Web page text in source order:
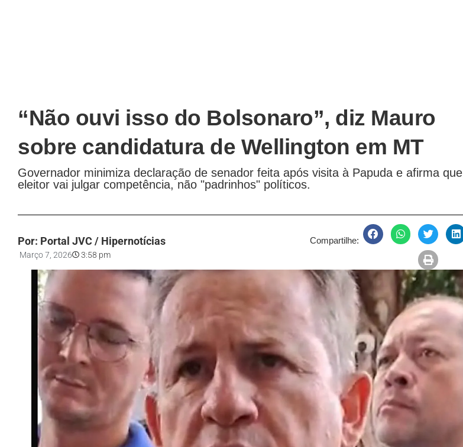
“Não ouvi isso do Bolsonaro”, diz Mauro
sobre candidatura de Wellington em MT
Governador minimiza declaração de senador feita após visita à Papuda e afirma que
eleitor vai julgar competência, não "padrinhos" políticos.
Por: Portal JVC / Hipernotícias
Março 7, 2026 3:58 pm
Compartilhe: